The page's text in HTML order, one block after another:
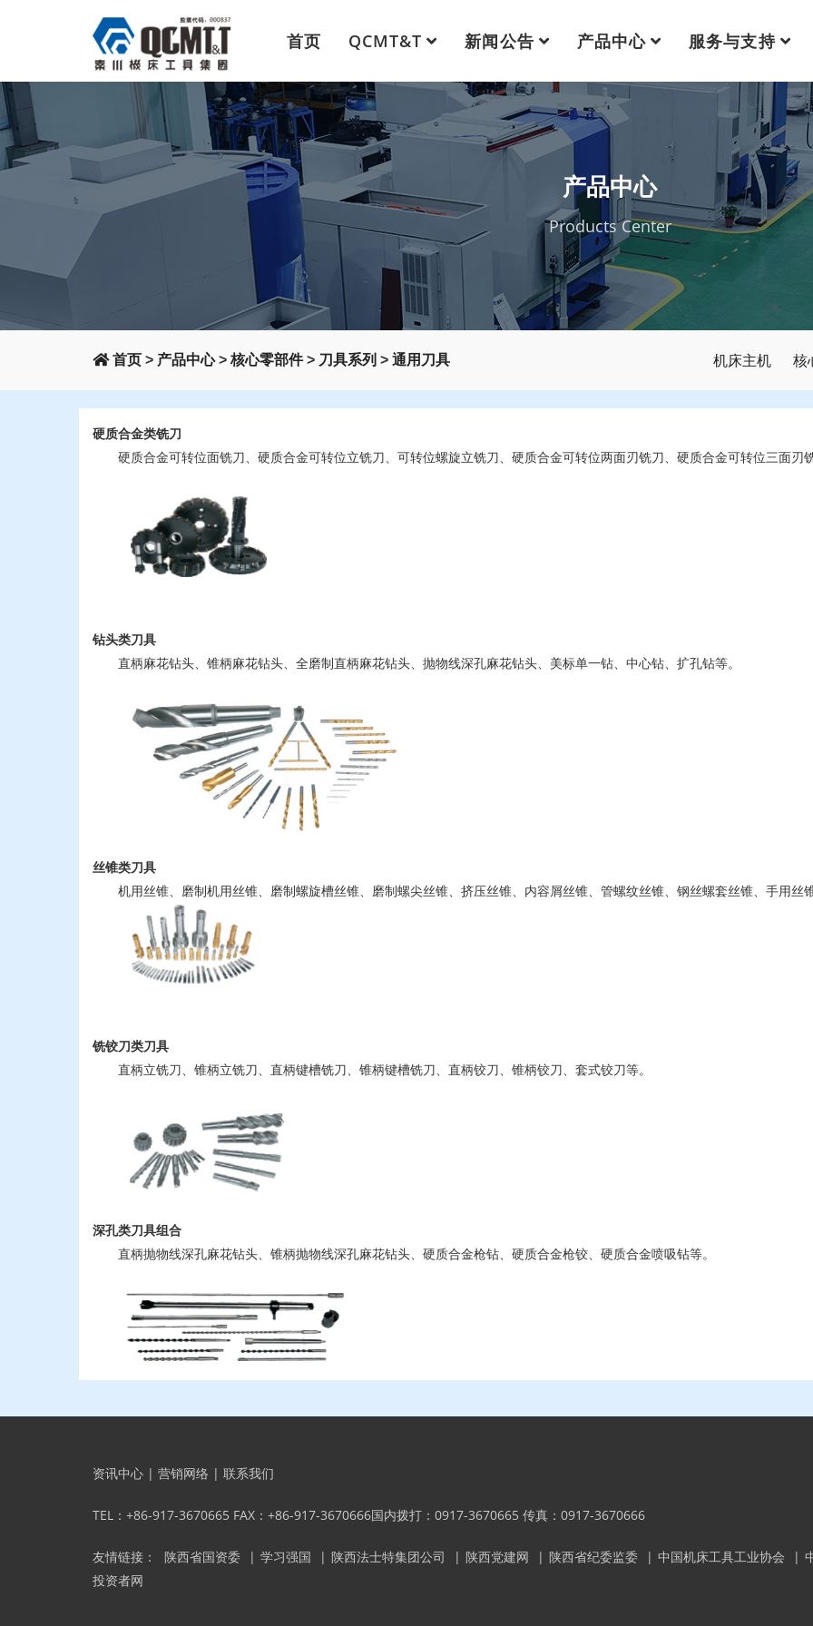
首页 QCMT&T 新闻公告 产品中心 服务与支持
产品中心
Products Center
首页 > 产品中心> 核心零部件> 刀具系列 > 通用刀具 机床主机 核
硬质合金类铣刀
硬质合金可转位面铣刀、硬质合金可转位立铣刀、可转位螺旋立铣刀、硬质合金可转位两面刃铣刀、硬质合金可转位三面刃
钻头类刀具
直柄麻花钻头、锥柄麻花钻头、全磨制直柄麻花钻头、抛物线深孔麻花钻头、美标单一钻、中心钻、扩孔钻等。
丝锥类刀具
机用丝锥、磨制机用丝锥、磨制螺旋槽丝锥、磨制螺尖丝锥、挤压丝锥、内容屑丝锥、管螺纹丝锥、钢丝螺套丝锥、手用丝
铣铰刀类刀具
直柄立铣刀、锥柄立铣刀、直柄键槽铣刀、锥柄键槽铣刀、直柄铰刀、锥柄铰刀、套式铰刀等。
深孔类刀具组合
直柄抛物线深孔麻花钻头、锥柄抛物线深孔麻花钻头、硬质合金枪钻、硬质合金枪铰、硬质合金喷吸钻等。
资讯中心 | 营销网络 | 联系我们
TEL：+86-917-3670665 FAX：+86-917-3670666国内拨打：0917-3670665 传真：0917-3670666
友情链接： 陕西省国资委 | 学习强国 | 陕西法士特集团公司 | 陕西党建网 | 陕西省纪委监委 | 中国机床工具工业协会 |
投资者网